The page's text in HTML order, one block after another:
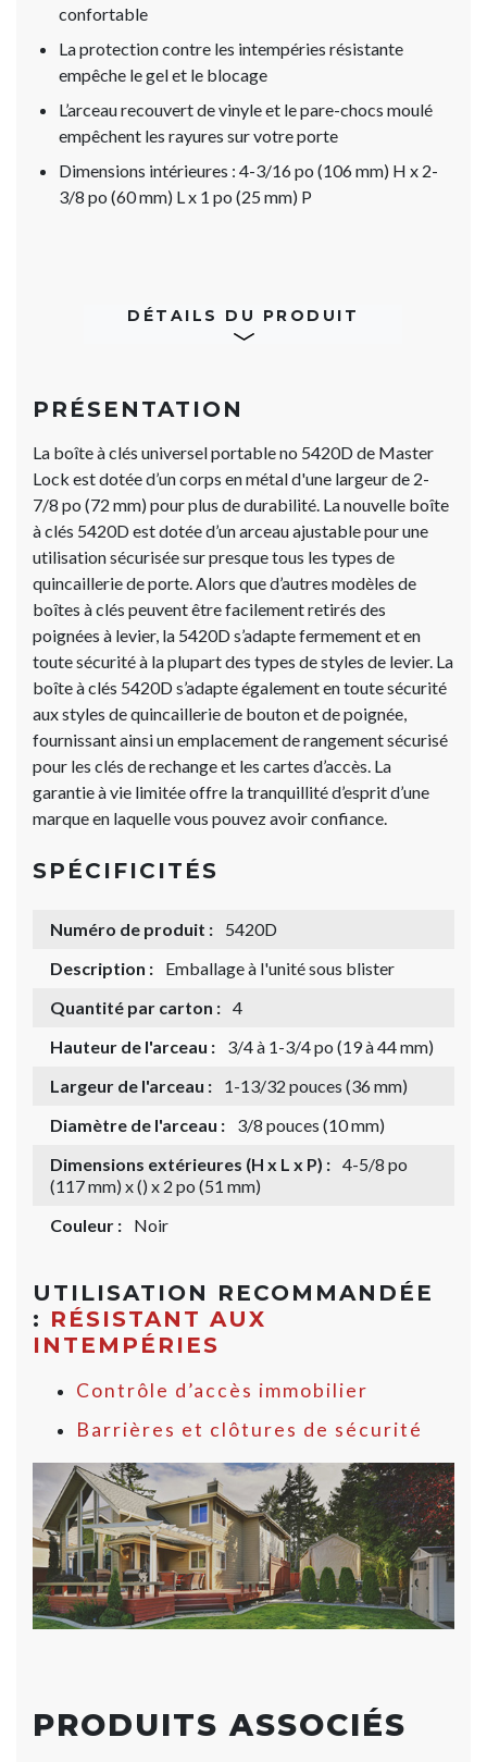
confortable
La protection contre les intempéries résistante
empêche le gel et le blocage
L’arceau recouvert de vinyle et le pare-chocs moulé
empêchent les rayures sur votre porte
Dimensions intérieures : 4-3/16 po (106 mm) H x 2-
3/8 po (60 mm) L x 1 po (25 mm) P
DÉTAILS DU PRODUIT
PRÉSENTATION
La boîte à clés universel portable no 5420D de Master
Lock est dotée d’un corps en métal d'une largeur de 2-
7/8 po (72 mm) pour plus de durabilité. La nouvelle boîte
à clés 5420D est dotée d’un arceau ajustable pour une
utilisation sécurisée sur presque tous les types de
quincaillerie de porte. Alors que d’autres modèles de
boîtes à clés peuvent être facilement retirés des
poignées à levier, la 5420D s’adapte fermement et en
toute sécurité à la plupart des types de styles de levier. La
boîte à clés 5420D s’adapte également en toute sécurité
aux styles de quincaillerie de bouton et de poignée,
fournissant ainsi un emplacement de rangement sécurisé
pour les clés de rechange et les cartes d’accès. La
garantie à vie limitée offre la tranquillité d’esprit d’une
marque en laquelle vous pouvez avoir confiance.
SPÉCIFICITÉS
Numéro de produit :
5420D
Description :
Emballage à l'unité sous blister
Quantité par carton : 4
Hauteur de l'arceau :
3/4 à 1-3/4 po (19 à 44 mm)
Largeur de l'arceau :
1-13/32 pouces (36 mm)
Diamètre de l'arceau :
3/8 pouces (10 mm)
Dimensions extérieures (H x L x P) : 4-5/8 po
(117 mm) x () x 2 po (51 mm)
Couleur :
Noir
UTILISATION RECOMMANDÉE
: RÉSISTANT AUX
INTEMPÉRIES
Contrôle d’accès immobilier
Barrières et clôtures de sécurité
PRODUITS ASSOCIÉS